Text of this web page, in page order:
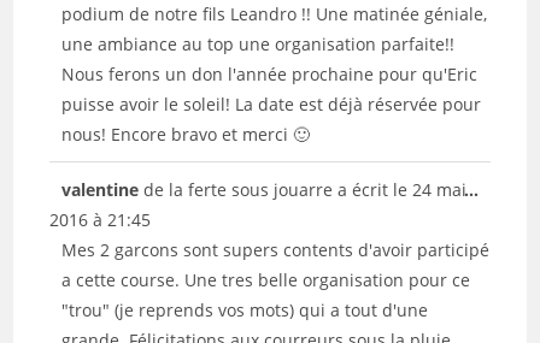
podium de notre fils Leandro !! Une matinée géniale,
une ambiance au top une organisation parfaite!!
Nous ferons un don l'année prochaine pour qu'Eric
puisse avoir le soleil! La date est déjà réservée pour
nous! Encore bravo et merci 🙂
méta.
valentinede la ferte sous jouarre a écrit le 24 mai
2016 à 21:45
Mes 2 garcons sont supers contents d'avoir participé
a cette course. Une tres belle organisation pour ce
"trou" (je reprends vos mots) qui a tout d'une
...Ouvrir/
boîte